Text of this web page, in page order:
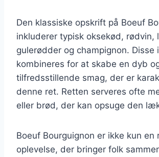
Den klassiske opskrift på Boeuf
inkluderer typisk oksekød, rødvin,
gulerødder og champignon. Disse
kombineres for at skabe en dyb
tilfredsstillende smag, der er
denne ret. Retten serveres ofte
eller brød, der kan opsuge den
Boeuf Bourguignon er ikke kun en
oplevelse, der bringer folk